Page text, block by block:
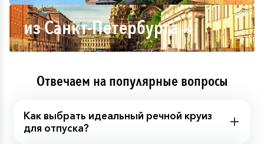
из Санкт-Петербурга
Отвечаем на популярные вопросы
Как выбрать идеальный речной круиз
для отпуска?